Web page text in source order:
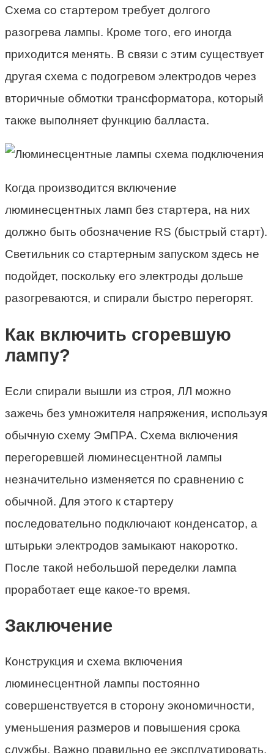
Схема со стартером требует долгого
разогрева лампы. Кроме того, его иногда
приходится менять. В связи с этим существует
другая схема с подогревом электродов через
вторичные обмотки трансформатора, который
также выполняет функцию балласта.
Когда производится включение
люминесцентных ламп без стартера, на них
должно быть обозначение RS (быстрый старт).
Светильник со стартерным запуском здесь не
подойдет, поскольку его электроды дольше
разогреваются, и спирали быстро перегорят.
Как включить сгоревшую
лампу?
Если спирали вышли из строя, ЛЛ можно
зажечь без умножителя напряжения, используя
обычную схему ЭмПРА. Схема включения
перегоревшей люминесцентной лампы
незначительно изменяется по сравнению с
обычной. Для этого к стартеру
последовательно подключают конденсатор, а
штырьки электродов замыкают накоротко.
После такой небольшой переделки лампа
проработает еще какое-то время.
Заключение
Конструкция и схема включения
люминесцентной лампы постоянно
совершенствуется в сторону экономичности,
уменьшения размеров и повышения срока
службы. Важно правильно ее эксплуатировать,